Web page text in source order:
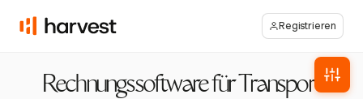
Registrieren
Rechnungssoftware für Transport